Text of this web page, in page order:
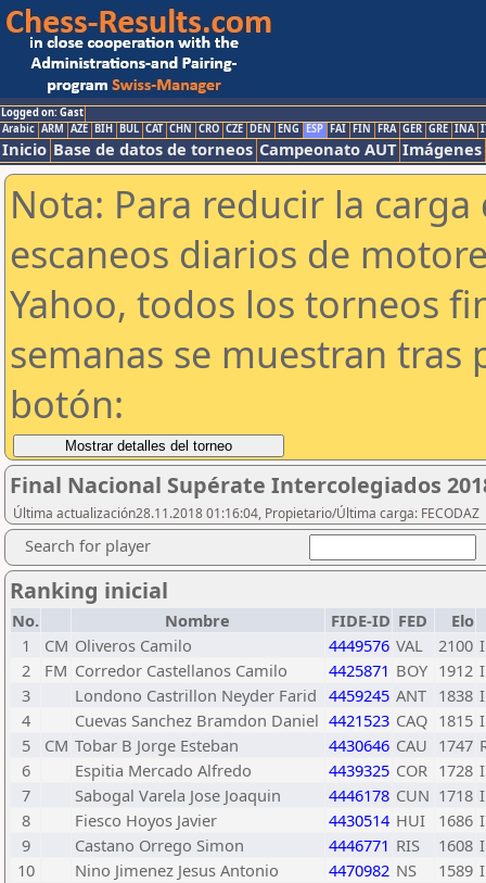
Logged on: Gast
Arabic ARM AZE BIH BUL CAT CHN CRO CZE DEN ENG ESP FAI FIN FRA GER GRE INA
Inicio Base de datos de torneos Campeonato AUT Imágenes
Nota: Para reducir la
escaneos diarios de
Yahoo, todos los torneos
semanas se muestran tras
botón:
Final Nacional Supérate Intercolegiados
Última actualización28.11.2018 01:16:04, Propietario/Última carga: FECODAZ
Search for player
Ranking inicial
No. Nombre FIDE-ID FED
Elo
1
CM Oliveros Camilo 4449576 VAL 2100
2
FM Corredor Castellanos Camilo 4425871 BOY 1912
3
Londono Castrillon Neyder Farid 4459245 ANT 1838
4
Cuevas Sanchez Bramdon Daniel 4421523 CAQ 1815
5
CM Tobar B Jorge Esteban 4430646 CAU 1747
6
Espitia Mercado Alfredo 4439325 COR 1728
7
Sabogal Varela Jose Joaquin 4446178 CUN 1718
8
Fiesco Hoyos Javier 4430514 HUI 1686
9
Castano Orrego Simon 4446771 RIS 1608
10
Nino Jimenez Jesus Antonio 4470982 NS 1589